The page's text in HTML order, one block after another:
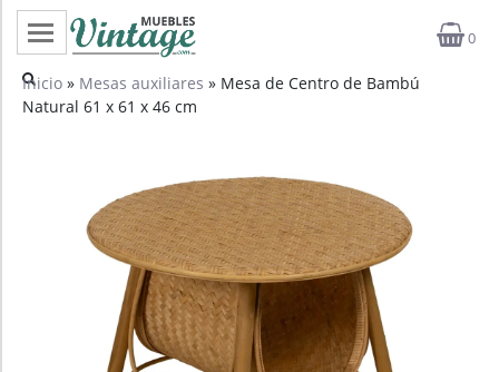
0
Categorías
Novedades
Inicio » Mesas auxiliares » Mesa de Centro de Bambú
Natural 61 x 61 x 46 cm